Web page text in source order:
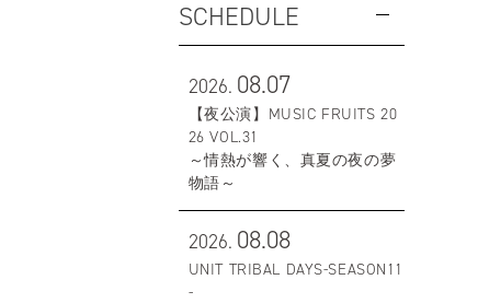
SCHEDULE
2026. 08.07
【夜公演】MUSIC FRUITS 20
26 VOL.31
～情熱が響く、真夏の夜の夢
物語～
2026. 08.08
UNIT TRIBAL DAYS-SEASON11
-